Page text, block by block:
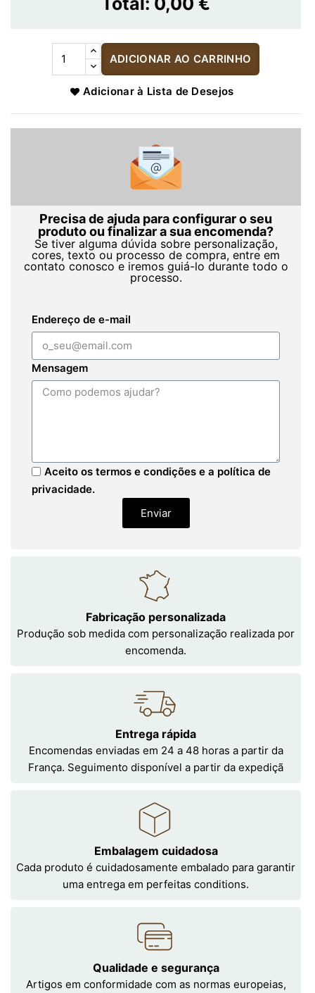
ADICIONAR AO CARRINHO
Adicionar à Lista de Desejos
Precisa de ajuda para configurar o seu
produto ou finalizar a sua encomenda?
Se tiver alguma dúvida sobre personalização,
cores, texto ou processo de compra, entre em
contato conosco e iremos guiá-lo durante todo o
processo.
Endereço de e-mail
Mensagem
Aceito os termos e condições e a política de
privacidade.
Enviar
Fabricação personalizada
Produção sob medida com personalização realizada por
encomenda.
Entrega rápida
Encomendas enviadas em 24 a 48 horas a partir da
França. Seguimento disponível a partir da expediçã
Embalagem cuidadosa
Cada produto é cuidadosamente embalado para garantir
uma entrega em perfeitas conditions.
Qualidade e segurança
Artigos em conformidade com as normas europeias,